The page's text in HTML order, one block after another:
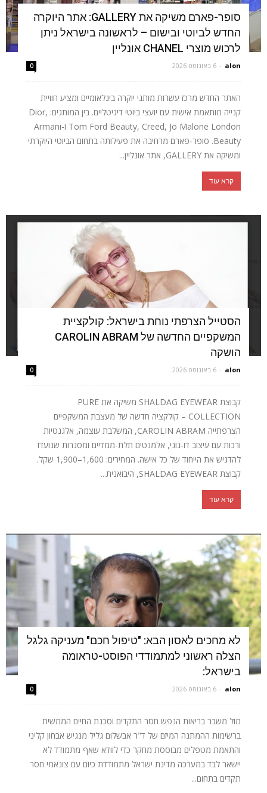
סופר-פארם משיקה את GALLERY: אתר היוקרה
החדש לביוטי ובישום – לראשונה בישראל ניתן
לרכוש מוצרי CHANEL אונליין
alon
- 6 באוגוסט 2026 0
האתר החדש מרכז עשרות מותגי יוקרה בינלאומיים ומציע חוויית
קנייה מותאמת אישית עם יועצי ביוטי דיגיטליים. בין המותגים: Dior,
Tom Ford Beauty, Creed, Jo Malone London ו-Armani
Beauty. סופר-פארם מרחיבה את פעילותה בתחום הביוטי היוקרתי
ומשיקה את GALLERY, אתר אונליין...
קרא עוד
הסטייל הצרפתי נוחת בישראל: קולקציית
המשקפיים החדשה של CAROLIN ABRAM
הושקה
alon
- 6 באוגוסט 2026 0
קבוצת SHALDAG EYEWEAR משיקה את PURE
COLLECTION – קולקציה חדשה של מעצבת המשקפיים
הצרפתייה CAROLIN ABRAM, המשלבת עוצמה, אלגנטיות
ורכות עם עיצוב דו-גוני, אלמנטים תלת-ממדיים ומסגרות שנועדו
להדגיש את הייחוד של כל אישה. המחירים: 1,600–1,900 שקל.
קבוצת SHALDAG EYEWEAR, היבואנית...
קרא עוד
לא מחכים לאסון הבא: "טיפול חכם" מעניקה גלגל
הצלה ראשוני למתמודדי הפוסט-טראומה
בישראל:
alon
- 6 באוגוסט 2026 0
מול משבר בריאות הנפש חסר התקדים וסכנת החיים הממשית
ברשימות ההמתנה המיזם של ד"ר אבשלום גליל מנגיש אבחון קליני
והתאמת מטפלים מבוססת מחקר כדי לוודא שאף מתמודד לא
יישאר לבד במערכה מדינת ישראל מתמודדת כיום עם צונאמי חסר
תקדים בתחום...